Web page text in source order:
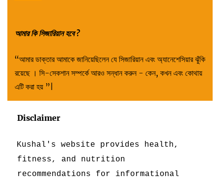
আমার কি সিজারিয়ান হবে ?
“আমার ডাক্তার আমাকে জানিয়েছিলেন যে সিজারিয়ান এবং অ্যানেশেসিয়ার ঝুঁকি
রয়েছে । সি-সেকশান সম্পর্কে আরও সন্ধান করুন - কেন, কখন এবং কোথায়
এটি করা হয় ”|
Disclaimer
Kushal's website provides health,
fitness, and nutrition
recommendations for informational